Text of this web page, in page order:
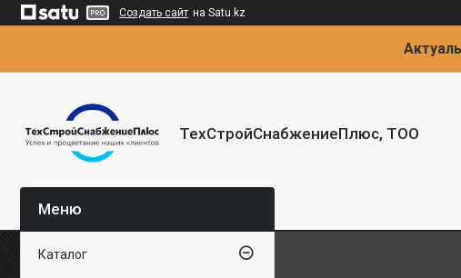
Создать сайт на Satu.kz
ТехСтройСнабжениеПлюс, ТОО
Каталог